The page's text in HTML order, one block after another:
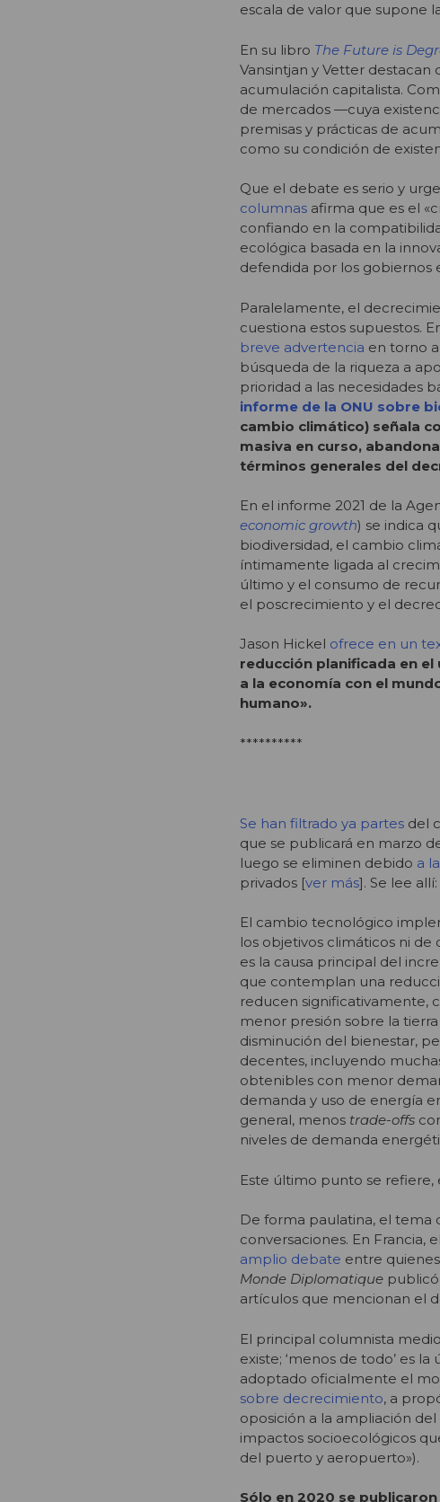
escala de valor que supone
En su libro The Future is
Vansintjan y Vetter
acumulación capitalista.
de mercados —cuya
premisas y prácticas de
como su condición de
Que el debate es serio y
columnas afirma que es el
confiando en la
ecológica basada en la
defendida por los gobiernos
Paralelamente, el
cuestiona estos supuestos.
breve advertencia en torno
búsqueda de la riqueza a
prioridad a las necesidades
informe de la ONU sobre
cambio climático) señala
masiva en curso,
términos generales del
En el informe 2021 de la
economic growth) se indica
biodiversidad, el cambio
íntimamente ligada al
último y el consumo de
el poscrecimiento y el
Jason Hickel ofrece en un
reducción planificada en
a la economía con el
humano».
**********
Se han filtrado ya partes del
que se publicará en marzo
luego se eliminen debido a
privados [ver más]. Se lee allí:
El cambio tecnológico
los objetivos climáticos ni
es la causa principal del
que contemplan una
reducen significativamente,
menor presión sobre la
disminución del bienestar,
decentes, incluyendo
obtenibles con menor
demanda y uso de energía
general, menos trade-offs
niveles de demanda
Este último punto se refiere,
De forma paulatina, el
conversaciones. En Francia,
amplio debate entre
Monde Diplomatique
artículos que mencionan el
El principal columnista
existe; ‘menos de todo’ es
adoptado oficialmente el
sobre decrecimiento, a
oposición a la ampliación
impactos socioecológicos
del puerto y aeropuerto»).
Sólo en 2020 se